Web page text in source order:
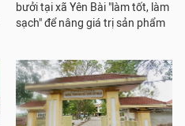
bưởi tại xã Yên Bài "làm tốt, làm
sạch" để nâng giá trị sản phẩm